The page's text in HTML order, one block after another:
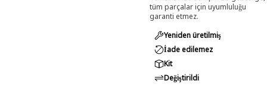
tüm parçalar için uyumluluğu
garanti etmez.
Yeniden üretilmiş
İade edilemez
Kit
Değiştirildi